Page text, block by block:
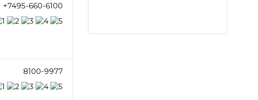
+7495-660-6100
8100-9977